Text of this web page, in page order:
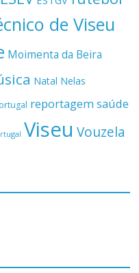
de Viseu
Moimenta da Beira
Natal Nelas
reportagemsaúde
Viseu Vouzela